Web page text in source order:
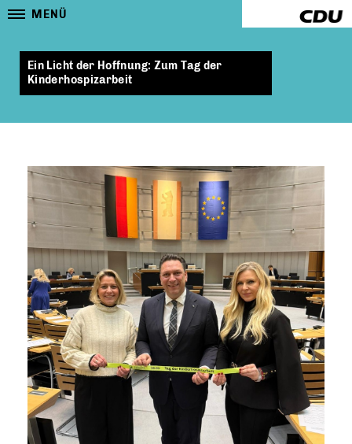
MENÜ
Ein Licht der Hoffnung: Zum Tag der
Kinderhospizarbeit